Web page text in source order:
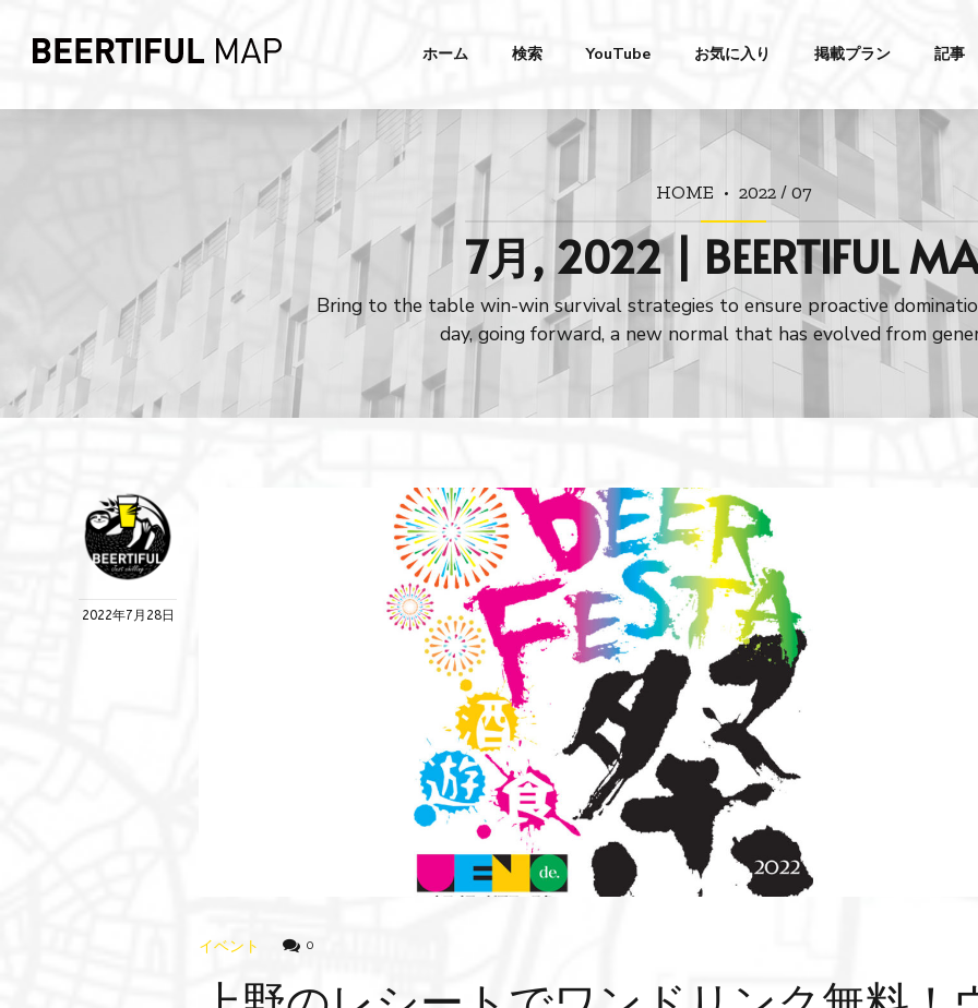
ホーム 検索 YouTube お気に入り 掲載プラン 記事
HOME 2022 / 07
7月, 2022 | BEERTIFUL
Bring to the table win-win survival strategies to ensure proactive
day, going forward, a new normal that has evolved from
2022年7月28日
イベント 0